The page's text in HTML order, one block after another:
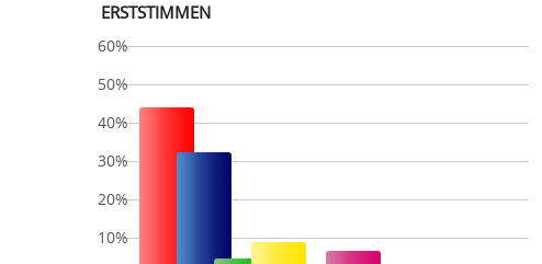
ERSTSTIMMEN
60%
50%
40%
30%
20%
10%